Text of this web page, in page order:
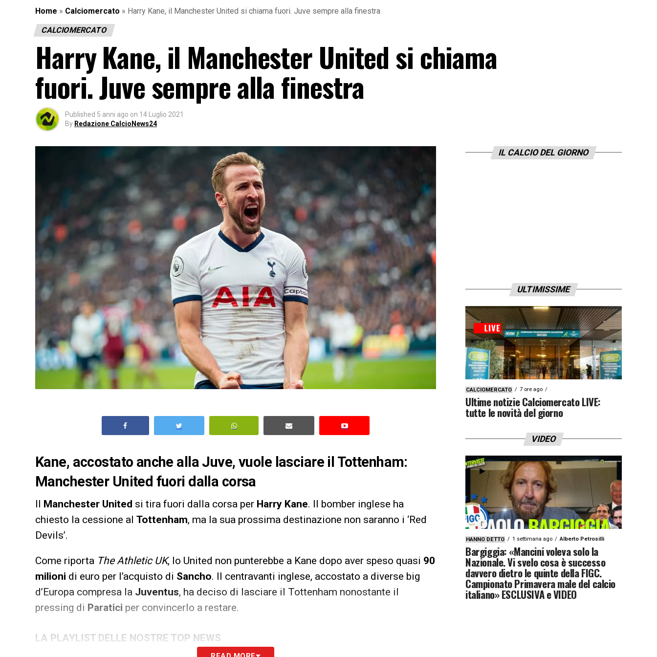
Home » Calciomercato » Harry Kane, il Manchester United si chiama fuori. Juve sempre alla finestra
CALCIOMERCATO
Harry Kane, il Manchester United si chiama
fuori. Juve sempre alla finestra
Published 5 anni ago on 14 Luglio 2021
By Redazione CalcioNews24
Kane, accostato anche alla Juve, vuole lasciare il Tottenham:
Manchester United fuori dalla corsa
Il Manchester United si tira fuori dalla corsa per Harry Kane. Il bomber inglese ha
chiesto la cessione al Tottenham, ma la sua prossima destinazione non saranno i ‘Red
Devils’.
Come riporta The Athletic UK, lo United non punterebbe a Kane dopo aver speso quasi 90
milioni di euro per l’acquisto di Sancho. Il centravanti inglese, accostato a diverse big
d’Europa compresa la Juventus, ha deciso di lasciare il Tottenham nonostante il
pressing di Paratici per convincerlo a restare.
LA PLAYLIST DELLE NOSTRE TOP NEWS
IL CALCIO DEL GIORNO
ULTIMISSIME
CALCIOMERCATO 7 ore ago
Ultime notizie Calciomercato LIVE:
tutte le novità del giorno
VIDEO
HANNO DETTO 1 settimana ago Alberto Petrosilli
Bargiggia: «Mancini voleva solo la
Nazionale. Vi svelo cosa è successo
davvero dietro le quinte della FIGC.
Campionato Primavera male del calcio
italiano» ESCLUSIVA e VIDEO